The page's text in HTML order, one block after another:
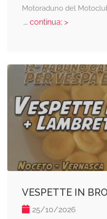
Motoraduno del
... continua: >
VESPETTE IN
25/10/2026